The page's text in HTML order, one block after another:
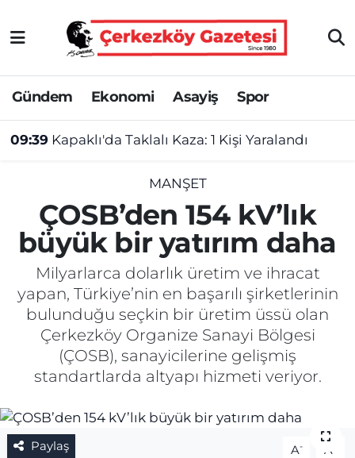
Gündem Ekonomi Asayiş Spor
09:39 Kapaklı'da Taklalı Kaza: 1 Kişi Yaralandı
MANŞET
ÇOSB’den 154 kV’lık
büyük bir yatırım daha
Milyarlarca dolarlık üretim ve ihracat
yapan, Türkiye’nin en başarılı şirketlerinin
bulunduğu seçkin bir üretim üssü olan
Çerkezköy Organize Sanayi Bölgesi
(ÇOSB), sanayicilerine gelişmiş
standartlarda altyapı hizmeti veriyor.
Paylaş A- A
Asayiş
Ekonomi
Gündem
Kültür&Sanat
Manşet
SAĞLIK
Spor
Gizlilik Sözleşmesi
İletişim
Tekirdağ Nöbetçi Eczaneler
Tekirdağ Hava Durumu
Tekirdağ Namaz Vakitleri
Tekirdağ Trafik Yoğunluk Haritası
Süper Lig Puan Durumu ve Fikstür
Tüm Manşetler
Son Dakika Haberleri
Haber Arşivi